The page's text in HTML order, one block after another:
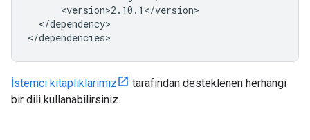
</dependency>
İstemci kitaplıklarımız
tarafından desteklenen herhangi
bir dili kullanabilirsiniz.